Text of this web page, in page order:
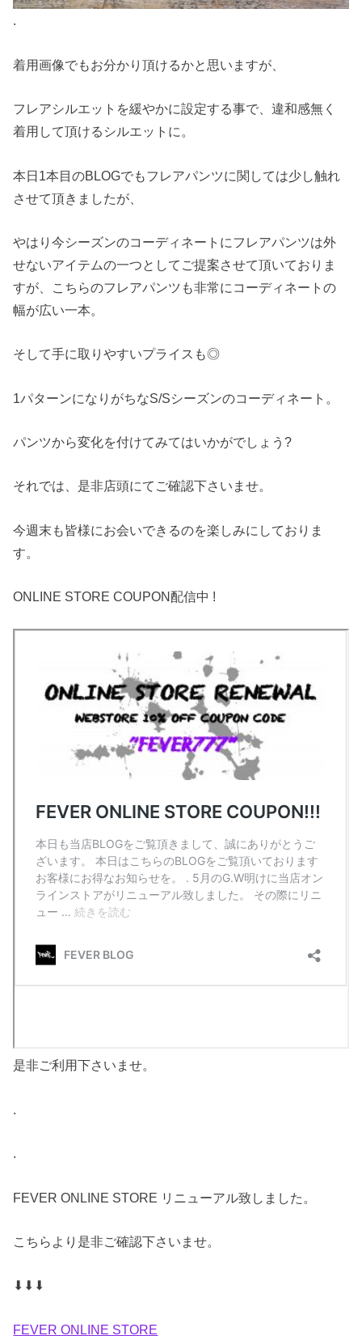
.
着用画像でもお分かり頂けるかと思いますが、
フレアシルエットを緩やかに設定する事で、違和感無く
着用して頂けるシルエットに。
本日1本目のBLOGでもフレアパンツに関しては少し触れ
させて頂きましたが、
やはり今シーズンのコーディネートにフレアパンツは外
せないアイテムの一つとしてご提案させて頂いておりま
すが、こちらのフレアパンツも非常にコーディネートの
幅が広い一本。
そして手に取りやすいプライスも◎
1パターンになりがちなS/Sシーズンのコーディネート。
パンツから変化を付けてみてはいかがでしょう?
それでは、是非店頭にてご確認下さいませ。
今週末も皆様にお会いできるのを楽しみにしておりま
す。
ONLINE STORE COUPON配信中 !
是非ご利用下さいませ。
.
.
FEVER ONLINE STORE リニューアル致しました。
こちらより是非ご確認下さいませ。
⬇︎⬇︎⬇︎
FEVER ONLINE STORE